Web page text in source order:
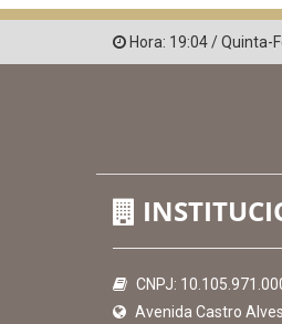
Hora:19:04/Quinta-